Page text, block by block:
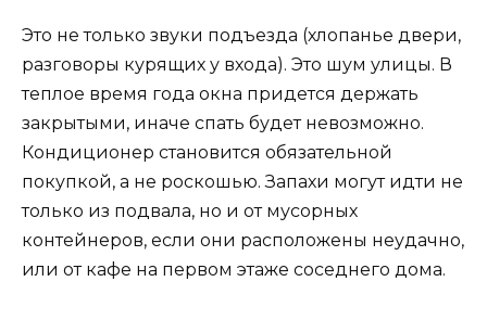
Это не только звуки подъезда (хлопанье двери,
разговоры курящих у входа). Это шум улицы. В
теплое время года окна придется держать
закрытыми, иначе спать будет невозможно.
Кондиционер становится обязательной
покупкой, а не роскошью. Запахи могут идти не
только из подвала, но и от мусорных
контейнеров, если они расположены неудачно,
или от кафе на первом этаже соседнего дома.